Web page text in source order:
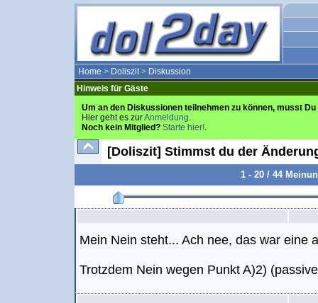
Home > Doliszit> Diskussion
Hinweis für Gäste
Um an den Diskussionen teilnehmen zu können, musst
Hier geht es zurAnmeldung.
Noch kein Mitglied? Starte hier!.
[Doliszit] Stimmst du der
1 - 20 / 44
Mein Nein steht... Ach nee, das war eine
Trotzdem Nein wegen Punkt A)2)